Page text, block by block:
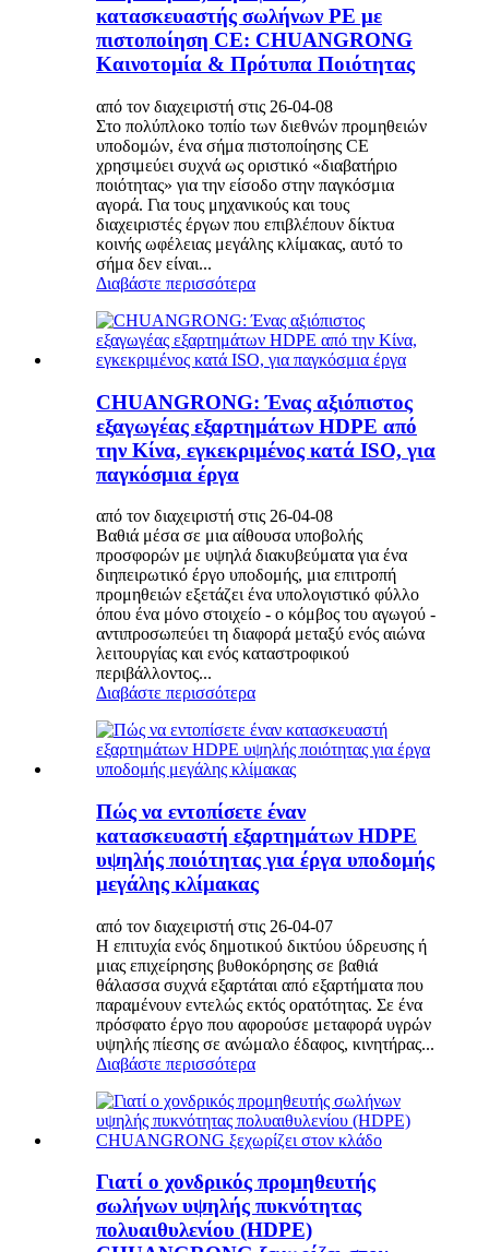
κατασκευαστής σωλήνων PE με
πιστοποίηση CE: CHUANGRONG
Καινοτομία & Πρότυπα Ποιότητας
από τον διαχειριστή στις 26-04-08
Στο πολύπλοκο τοπίο των διεθνών προμηθειών
υποδομών, ένα σήμα πιστοποίησης CE
χρησιμεύει συχνά ως οριστικό «διαβατήριο
ποιότητας» για την είσοδο στην παγκόσμια
αγορά. Για τους μηχανικούς και τους
διαχειριστές έργων που επιβλέπουν δίκτυα
κοινής ωφέλειας μεγάλης κλίμακας, αυτό το
σήμα δεν είναι...
Διαβάστε περισσότερα
CHUANGRONG: Ένας αξιόπιστος
εξαγωγέας εξαρτημάτων HDPE από
την Κίνα, εγκεκριμένος κατά ISO, για
παγκόσμια έργα
από τον διαχειριστή στις 26-04-08
Βαθιά μέσα σε μια αίθουσα υποβολής
προσφορών με υψηλά διακυβεύματα για ένα
διηπειρωτικό έργο υποδομής, μια επιτροπή
προμηθειών εξετάζει ένα υπολογιστικό φύλλο
όπου ένα μόνο στοιχείο - ο κόμβος του αγωγού -
αντιπροσωπεύει τη διαφορά μεταξύ ενός αιώνα
λειτουργίας και ενός καταστροφικού
περιβάλλοντος...
Διαβάστε περισσότερα
Πώς να εντοπίσετε έναν
κατασκευαστή εξαρτημάτων HDPE
υψηλής ποιότητας για έργα υποδομής
μεγάλης κλίμακας
από τον διαχειριστή στις 26-04-07
Η επιτυχία ενός δημοτικού δικτύου ύδρευσης ή
μιας επιχείρησης βυθοκόρησης σε βαθιά
θάλασσα συχνά εξαρτάται από εξαρτήματα που
παραμένουν εντελώς εκτός ορατότητας. Σε ένα
πρόσφατο έργο που αφορούσε μεταφορά υγρών
υψηλής πίεσης σε ανώμαλο έδαφος, κινητήρας...
Διαβάστε περισσότερα
Γιατί ο χονδρικός προμηθευτής
σωλήνων υψηλής πυκνότητας
πολυαιθυλενίου (HDPE)